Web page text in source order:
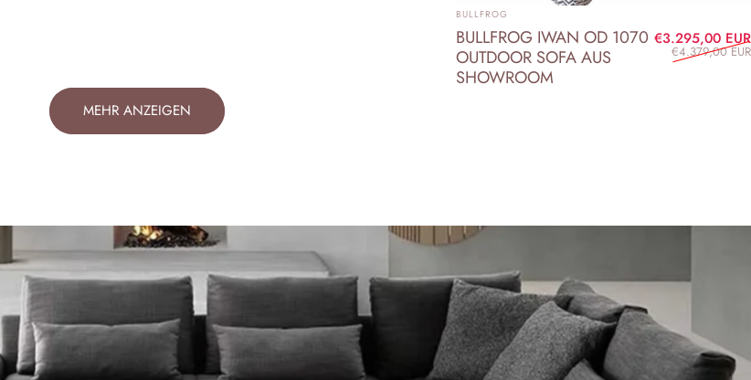
ANBIETER:
BULLFROG
BULLFROG IWAN OD 1070
OUTDOOR SOFA AUS
SHOWROOM
€3.295,00 EUR
€4.379,00 EUR
MEHR ANZEIGEN